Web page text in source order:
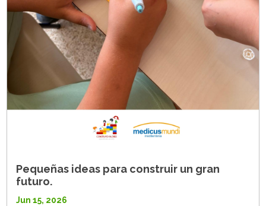
Pequeñas ideas para construir un gran
futuro.
Jun 15, 2026